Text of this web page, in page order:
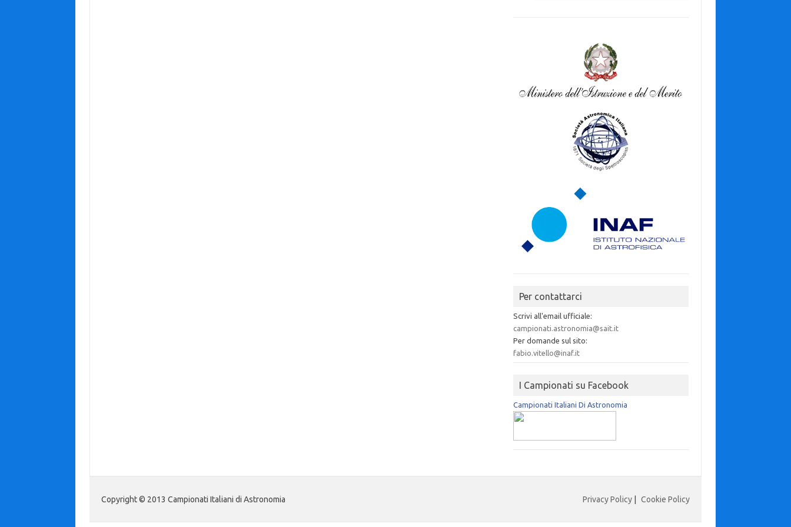
Per contattarci
Scrivi all'email ufficiale:
campionati.astronomia@sait.it
Per domande sul sito:
fabio.vitello@inaf.it
I Campionati su Facebook
Campionati Italiani Di Astronomia
Copyright © 2013 Campionati Italiani di Astronomia Privacy Policy Cookie Policy